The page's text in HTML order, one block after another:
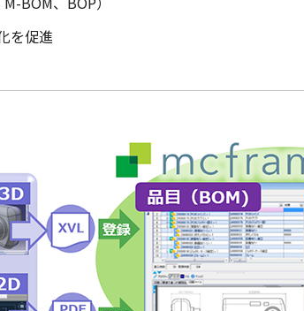
を促進